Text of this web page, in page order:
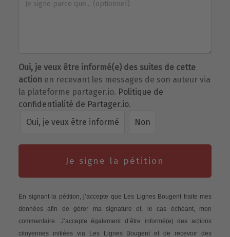
Oui, je veux être informé(e) des suites de cette
action en recevant les messages de son auteur via
la plateforme partager.io. Politique de
confidentialité de Partager.io.
Oui, je veux être informé
Non
Je signe la pétition
En signant la pétition, j’accepte que Les Lignes Bougent traite mes
données afin de gérer ma signature et, le cas échéant, mon
commentaire. J’accepte également d’être informé(e) des actions
citoyennes initiées via Les Lignes Bougent et de recevoir des